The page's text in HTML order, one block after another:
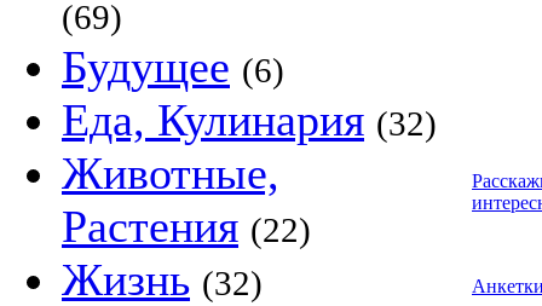
(69)
Будущее (6)
Еда, Кулинария (32)
Животные,
Растения (22)
Жизнь (32)